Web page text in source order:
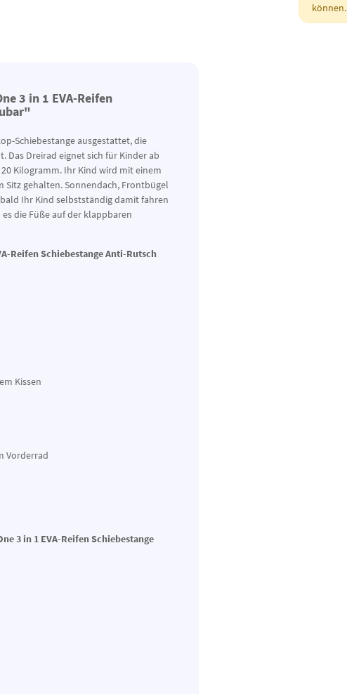
können.
3 in 1 EVA-Reifen
Schiebestange ausgestattet, die
Das Dreirad eignet sich für Kinder ab
Kilogramm. Ihr Kind wird mit einem
gehalten. Sonnendach, Frontbügel
Ihr Kind selbstständig damit fahren
die Füße auf der klappbaren
Reifen Schiebestange Anti-Rutsch
Kissen
Vorderrad
3 in 1 EVA-Reifen Schiebestange